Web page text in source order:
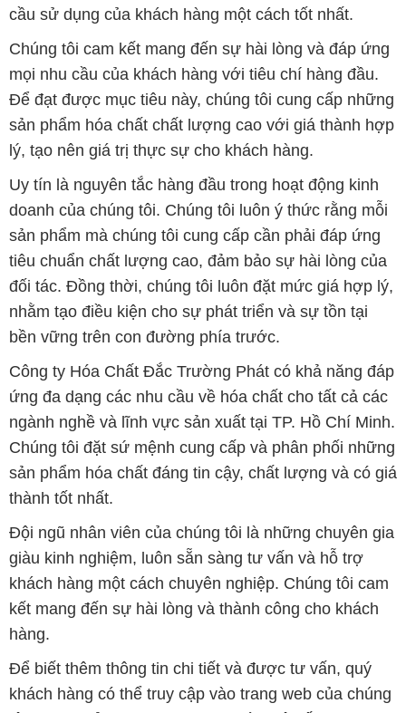
cầu sử dụng của khách hàng một cách tốt nhất.
Chúng tôi cam kết mang đến sự hài lòng và đáp ứng
mọi nhu cầu của khách hàng với tiêu chí hàng đầu.
Để đạt được mục tiêu này, chúng tôi cung cấp những
sản phẩm hóa chất chất lượng cao với giá thành hợp
lý, tạo nên giá trị thực sự cho khách hàng.
Uy tín là nguyên tắc hàng đầu trong hoạt động kinh
doanh của chúng tôi. Chúng tôi luôn ý thức rằng mỗi
sản phẩm mà chúng tôi cung cấp cần phải đáp ứng
tiêu chuẩn chất lượng cao, đảm bảo sự hài lòng của
đối tác. Đồng thời, chúng tôi luôn đặt mức giá hợp lý,
nhằm tạo điều kiện cho sự phát triển và sự tồn tại
bền vững trên con đường phía trước.
Công ty Hóa Chất Đắc Trường Phát có khả năng đáp
ứng đa dạng các nhu cầu về hóa chất cho tất cả các
ngành nghề và lĩnh vực sản xuất tại TP. Hồ Chí Minh.
Chúng tôi đặt sứ mệnh cung cấp và phân phối những
sản phẩm hóa chất đáng tin cậy, chất lượng và có giá
thành tốt nhất.
Đội ngũ nhân viên của chúng tôi là những chuyên gia
giàu kinh nghiệm, luôn sẵn sàng tư vấn và hỗ trợ
khách hàng một cách chuyên nghiệp. Chúng tôi cam
kết mang đến sự hài lòng và thành công cho khách
hàng.
Để biết thêm thông tin chi tiết và được tư vấn, quý
khách hàng có thể truy cập vào trang web của chúng